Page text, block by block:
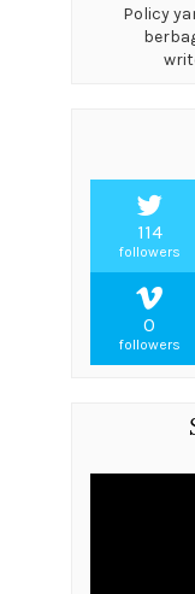
Policy
114
followers
0
followers